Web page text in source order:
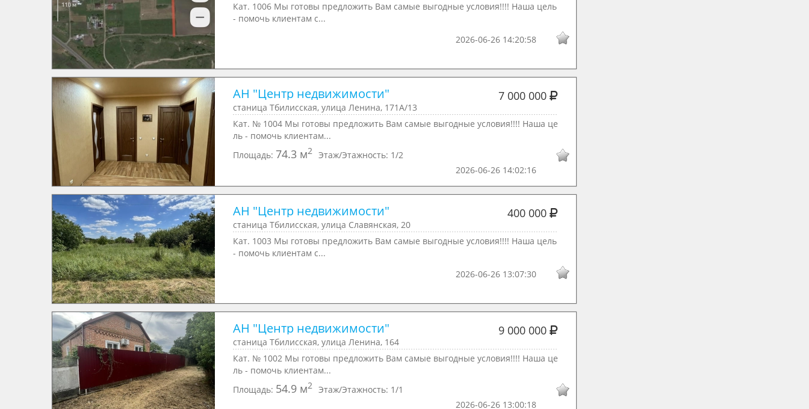
Кат. 1006 Мы готовы предложить Вам самые выгодные условия!!!! Наша цель
- помочь клиентам с...
2026-06-26 14:20:58
АН "Центр недвижимости" 7 000 000
станица Тбилисская, улица Ленина, 171А/13
Кат. № 1004 Мы готовы предложить Вам самые выгодные условия!!!! Наша це
ль - помочь клиентам...
Площадь: 74.3 м2 Этаж/Этажность: 1/2
2026-06-26 14:02:16
АН "Центр недвижимости" 400 000
станица Тбилисская, улица Славянская, 20
Кат. 1003 Мы готовы предложить Вам самые выгодные условия!!!! Наша цель
- помочь клиентам с...
2026-06-26 13:07:30
АН "Центр недвижимости" 9 000 000
станица Тбилисская, улица Ленина, 164
Кат. № 1002 Мы готовы предложить Вам самые выгодные условия!!!! Наша це
ль - помочь клиентам...
Площадь: 54.9 м2 Этаж/Этажность: 1/1
2026-06-26 13:00:18